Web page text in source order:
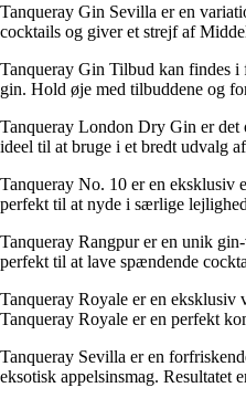
Tanqueray Gin Sevilla er en
cocktails og giver et strejf af
Tanqueray Gin Tilbud kan findes i
gin. Hold øje med tilbuddene og
Tanqueray London Dry Gin er det
ideel til at bruge i et bredt udvalg
Tanqueray No. 10 er en eksklusiv
perfekt til at nyde i særlige
Tanqueray Rangpur er en unik
perfekt til at lave spændende
Tanqueray Royale er en eksklusiv
Tanqueray Royale er en perfekt
Tanqueray Sevilla er en
eksotisk appelsinsmag. Resultatet